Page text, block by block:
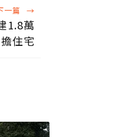
一篇 →
1.8萬
住宅